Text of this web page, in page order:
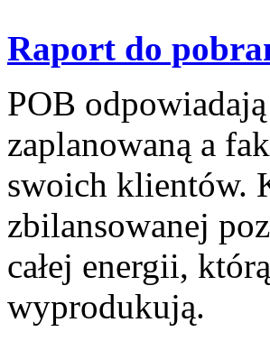
Raport do
POB
zaplanowaną a
swoich klientów.
zbilansowanej
całej energii,
wyprodukują.